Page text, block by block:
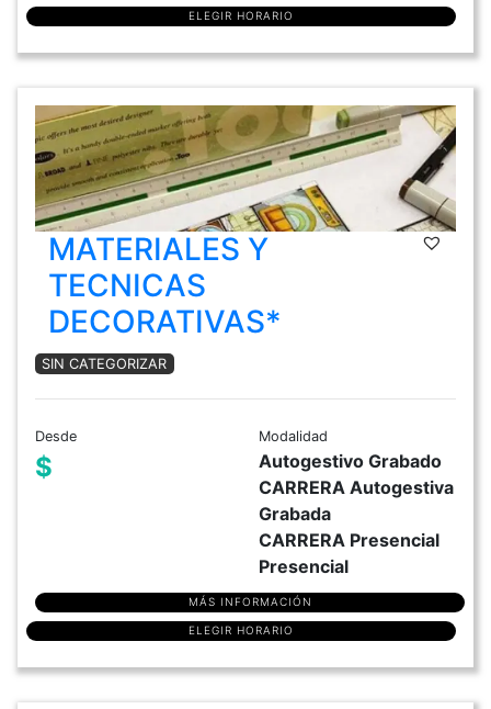
ELEGIR HORARIO
MATERIALES Y
TECNICAS
DECORATIVAS*
SIN CATEGORIZAR
Desde
$
Modalidad
Autogestivo Grabado
CARRERA Autogestiva
Grabada
CARRERA Presencial
Presencial
MÁS INFORMACIÓN
ELEGIR HORARIO